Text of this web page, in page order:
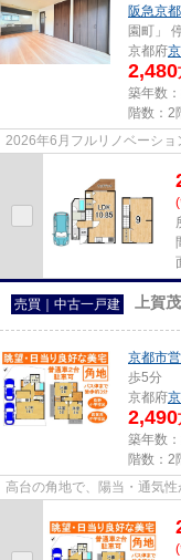
阪急京
園町」
京都府
2,480
築年数
階数：2
2026年6月フルリノベーショ
売買｜中古一戸建 上賀
京都市
歩5分
京都府
2,490
築年数
階数：2
高台の角地で、陽当・通気